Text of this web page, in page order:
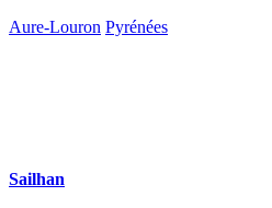
Aure-Louron Pyrénées
Sailhan